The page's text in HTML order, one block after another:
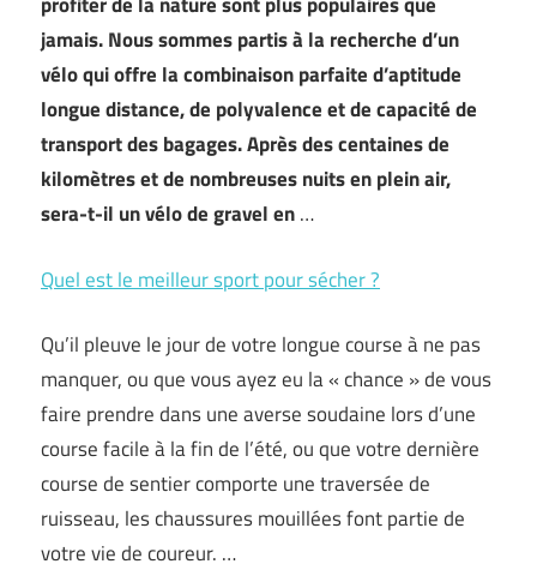
jamais. Nous sommes partis à la recherche d’un
vélo qui offre la combinaison parfaite d’aptitude
longue distance, de polyvalence et de capacité de
transport des bagages. Après des centaines de
kilomètres et de nombreuses nuits en plein air,
sera-t-il un vélo de gravel en…
Quel est le meilleur sport pour sécher ?
Qu’il pleuve le jour de votre longue course à ne pas
manquer, ou que vous ayez eu la « chance » de vous
faire prendre dans une averse soudaine lors d’une
course facile à la fin de l’été, ou que votre dernière
course de sentier comporte une traversée de
ruisseau, les chaussures mouillées font partie de
votre vie de coureur. …